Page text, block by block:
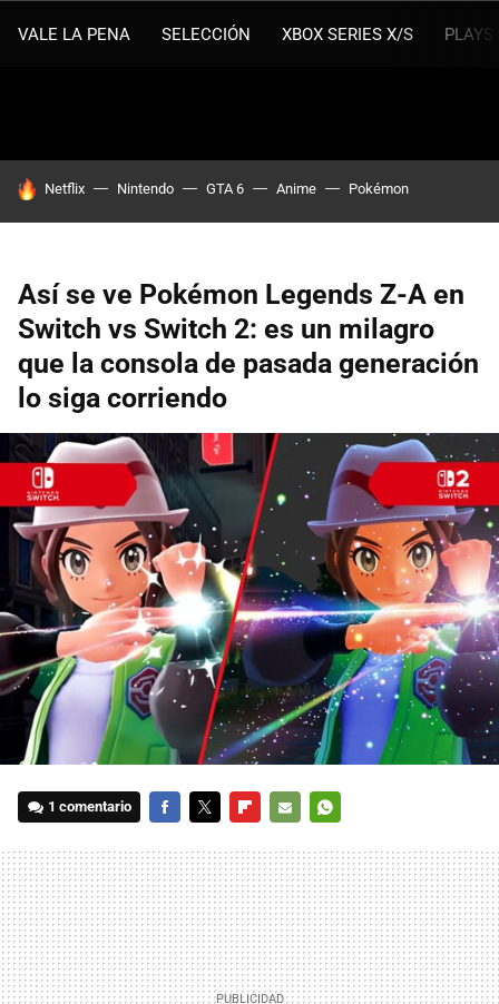
VALE LA PENA SELECCIÓN XBOX SERIES X/S
HOY SE HABLA DE
Netflix Nintendo GTA 6 Anime Pokémon
Así se ve Pokémon Legends Z-A en
Switch vs Switch 2: es un milagro
que la consola de pasada generación
lo siga corriendo
1 comentario
MAIL